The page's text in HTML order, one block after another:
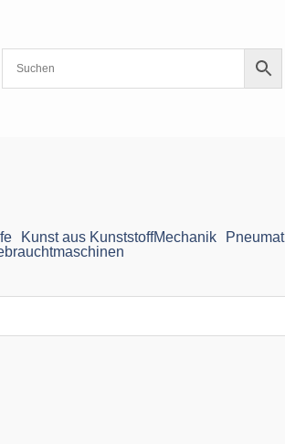
Kunst aus KunststoffMechanik